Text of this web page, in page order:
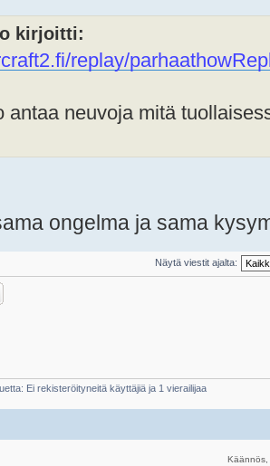
kirjoitti:
replay/parhaat
antaa neuvoja mitä
ongelma ja sama
Näytä viestit ajalta:
Ei rekisteröityneitä käyttäjiä ja 1 vierailijaa